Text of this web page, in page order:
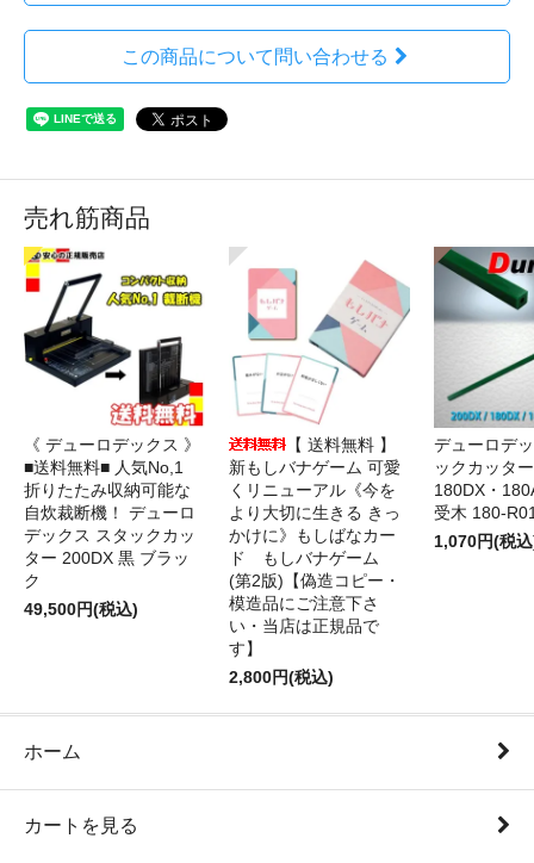
この商品について問い合わせる
売れ筋商品
《 デューロデックス 》
■送料無料■ 人気No,1
折りたたみ収納可能な
自炊裁断機！ デューロ
デックス スタックカッ
ター 200DX 黒 ブラッ
ク
49,500円(税込)
【 送料無料 】
新もしバナゲーム 可愛
くリニューアル《今を
より大切に生きる きっ
かけに》もしばなカー
ド もしバナゲーム
(第2版)【偽造コピー・
模造品にご注意下さ
い・当店は正規品で
す】
2,800円(税込)
デューロデ
ックカッタ
180DX・
受木 180-
1,070円(税
ホーム
カートを見る